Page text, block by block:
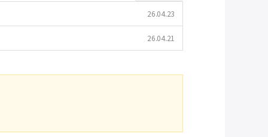
26.04.23
26.04.21